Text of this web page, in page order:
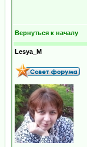
Вернуться к началу
Lesya_M